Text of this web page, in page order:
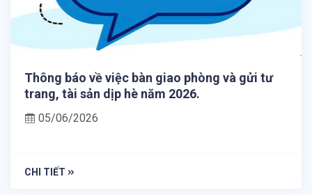
Thông báo về việc bàn giao phòng và gửi tư
trang, tài sản dịp hè năm 2026.
05/06/2026
CHI TIẾT